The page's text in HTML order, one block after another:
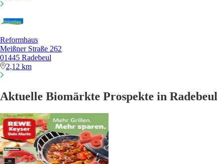
Reformhaus
Meißner Straße 262
01445 Radebeul
2,12 km
Aktuelle Biomärkte Prospekte in Radebeul